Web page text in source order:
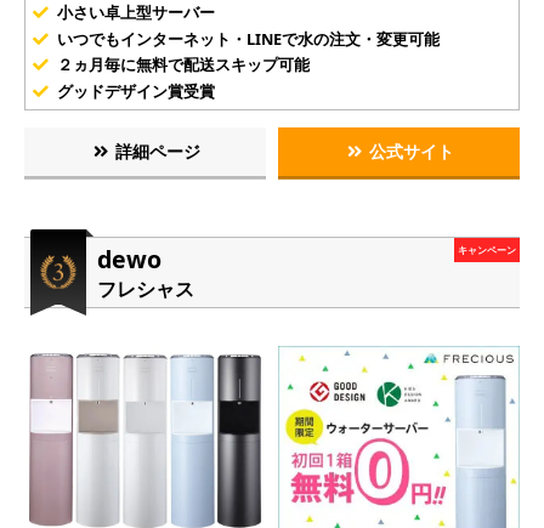
小さい卓上型サーバー
いつでもインターネット・LINEで水の注文・変更可能
２ヵ月毎に無料で配送スキップ可能
グッドデザイン賞受賞
詳細ページ 公式サイト
dewo
フレシャス
キャンペーン